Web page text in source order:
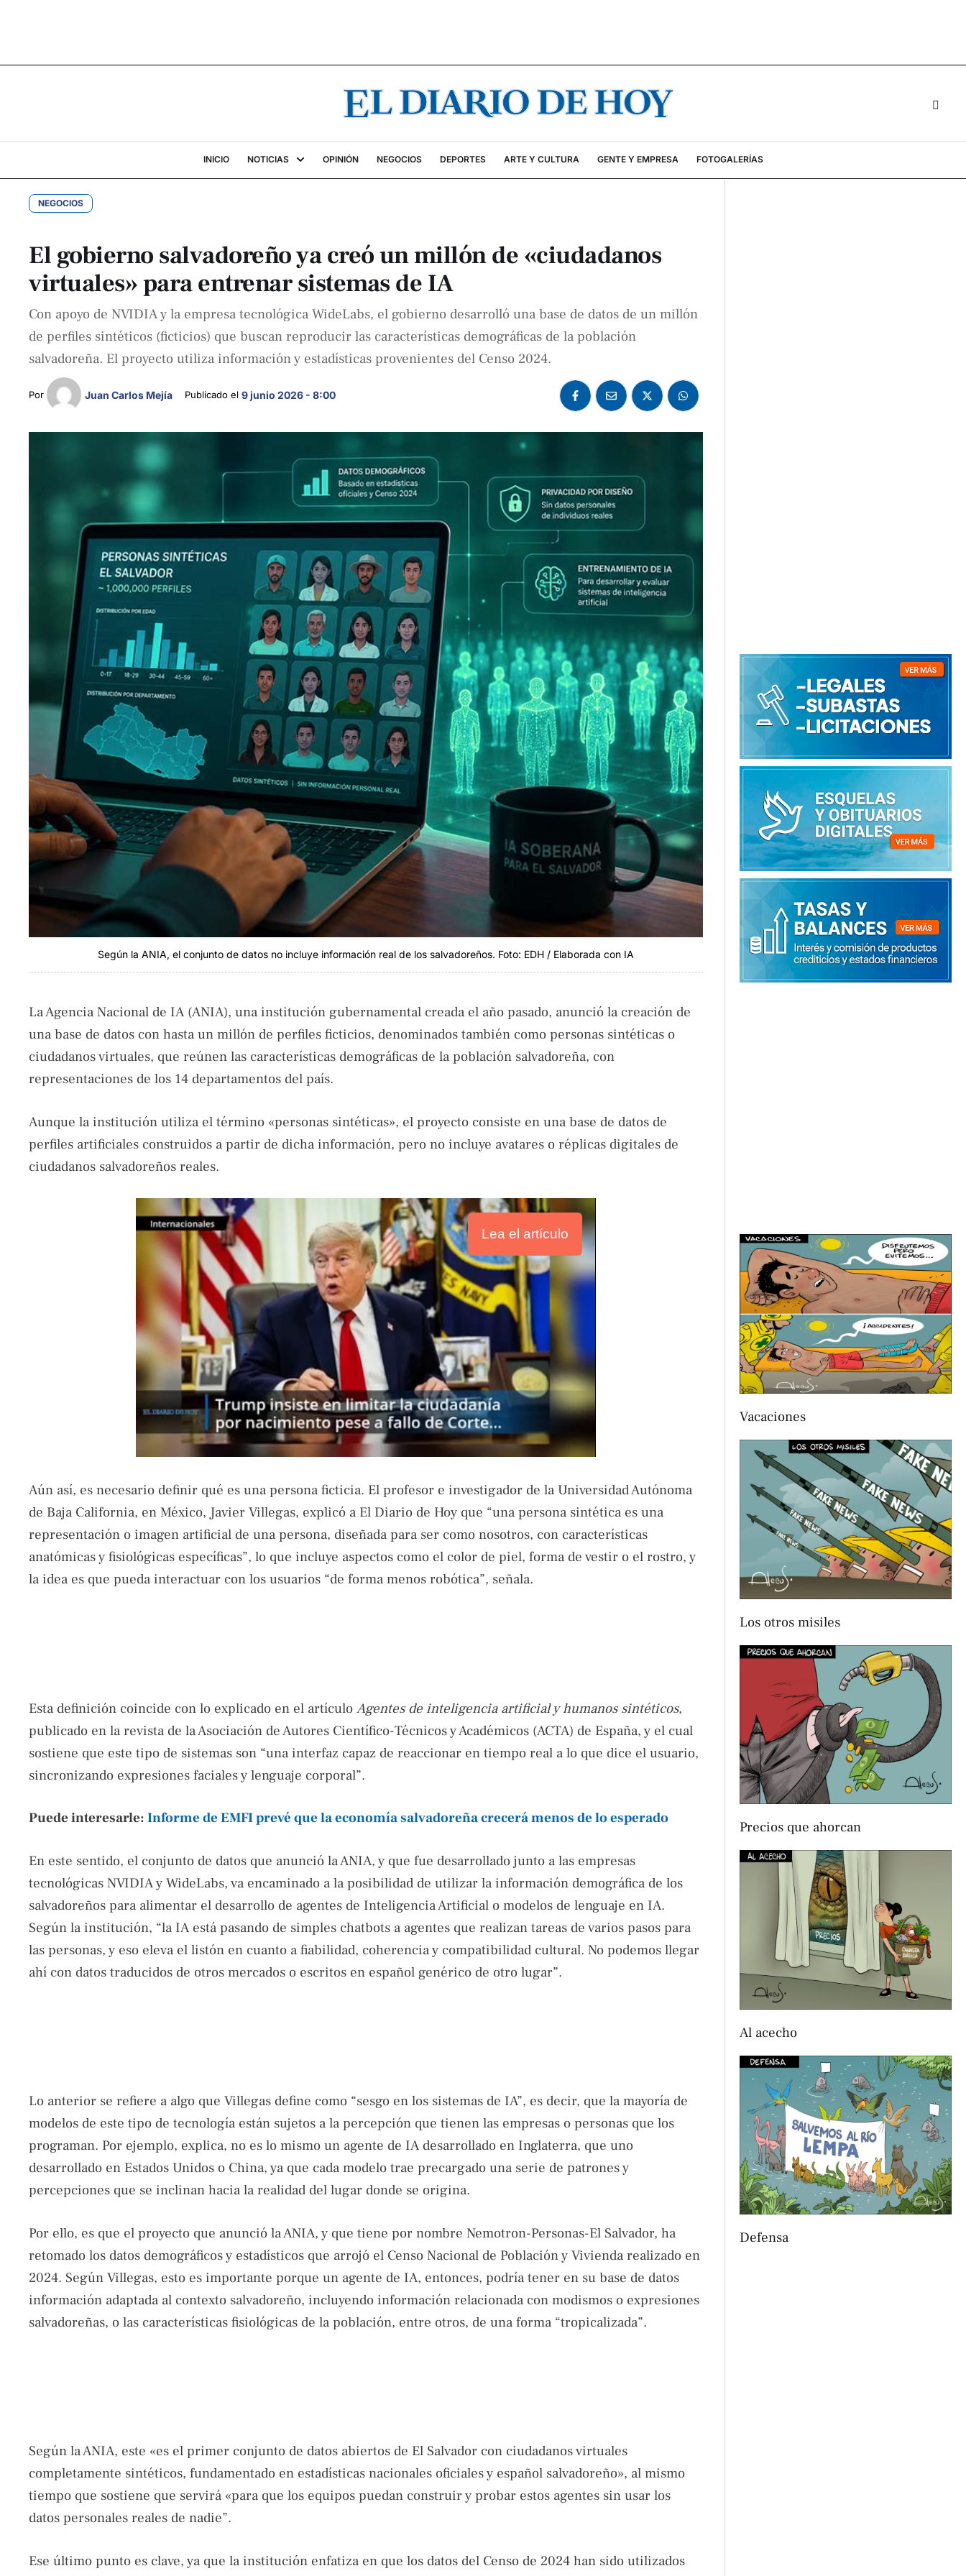
INICIO NOTICIAS OPINIÓN NEGOCIOS DEPORTES ARTE Y CULTURA GENTE Y EMPRESA FOTOGALERÍAS
NEGOCIOS
El gobierno salvadoreño ya creó un millón de «ciudadanos
virtuales» para entrenar sistemas de IA
Con apoyo de NVIDIA y la empresa tecnológica WideLabs, el gobierno desarrolló una base de datos de un millón
de perfiles sintéticos (ficticios) que buscan reproducir las características demográficas de la población
salvadoreña. El proyecto utiliza información y estadísticas provenientes del Censo 2024.
Por Juan Carlos Mejía Publicado el 9 junio 2026 - 8:00
Según la ANIA, el conjunto de datos no incluye información real de los salvadoreños. Foto: EDH / Elaborada con IA
La Agencia Nacional de IA (ANIA), una institución gubernamental creada el año pasado, anunció la creación de
una base de datos con hasta un millón de perfiles ficticios, denominados también como personas sintéticas o
ciudadanos virtuales, que reúnen las características demográficas de la población salvadoreña, con
representaciones de los 14 departamentos del país.
Aunque la institución utiliza el término «personas sintéticas», el proyecto consiste en una base de datos de
perfiles artificiales construidos a partir de dicha información, pero no incluye avatares o réplicas digitales de
ciudadanos salvadoreños reales.
Lea el artículo
Aún así, es necesario definir qué es una persona ficticia. El profesor e investigador de la Universidad Autónoma
de Baja California, en México, Javier Villegas, explicó a El Diario de Hoy que “una persona sintética es una
representación o imagen artificial de una persona, diseñada para ser como nosotros, con características
anatómicas y fisiológicas específicas”, lo que incluye aspectos como el color de piel, forma de vestir o el rostro, y
la idea es que pueda interactuar con los usuarios “de forma menos robótica”, señala.
Esta definición coincide con lo explicado en el artículo Agentes de inteligencia artificial y humanos sintéticos,
publicado en la revista de la Asociación de Autores Científico-Técnicos y Académicos (ACTA) de España, y el cual
sostiene que este tipo de sistemas son “una interfaz capaz de reaccionar en tiempo real a lo que dice el usuario,
sincronizando expresiones faciales y lenguaje corporal”.
Puede interesarle: Informe de EMFI prevé que la economía salvadoreña crecerá menos de lo esperado
En este sentido, el conjunto de datos que anunció la ANIA, y que fue desarrollado junto a las empresas
tecnológicas NVIDIA y WideLabs, va encaminado a la posibilidad de utilizar la información demográfica de los
salvadoreños para alimentar el desarrollo de agentes de Inteligencia Artificial o modelos de lenguaje en IA.
Según la institución, “la IA está pasando de simples chatbots a agentes que realizan tareas de varios pasos para
las personas, y eso eleva el listón en cuanto a fiabilidad, coherencia y compatibilidad cultural. No podemos llegar
ahí con datos traducidos de otros mercados o escritos en español genérico de otro lugar”.
Lo anterior se refiere a algo que Villegas define como “sesgo en los sistemas de IA”, es decir, que la mayoría de
modelos de este tipo de tecnología están sujetos a la percepción que tienen las empresas o personas que los
programan. Por ejemplo, explica, no es lo mismo un agente de IA desarrollado en Inglaterra, que uno
desarrollado en Estados Unidos o China, ya que cada modelo trae precargado una serie de patrones y
percepciones que se inclinan hacia la realidad del lugar donde se origina.
Por ello, es que el proyecto que anunció la ANIA, y que tiene por nombre Nemotron-Personas-El Salvador, ha
retomado los datos demográficos y estadísticos que arrojó el Censo Nacional de Población y Vivienda realizado en
2024. Según Villegas, esto es importante porque un agente de IA, entonces, podría tener en su base de datos
información adaptada al contexto salvadoreño, incluyendo información relacionada con modismos o expresiones
salvadoreñas, o las características fisiológicas de la población, entre otros, de una forma “tropicalizada”.
Según la ANIA, este «es el primer conjunto de datos abiertos de El Salvador con ciudadanos virtuales
completamente sintéticos, fundamentado en estadísticas nacionales oficiales y español salvadoreño», al mismo
tiempo que sostiene que servirá «para que los equipos puedan construir y probar estos agentes sin usar los
datos personales reales de nadie”.
Ese último punto es clave, ya que la institución enfatiza en que los datos del Censo de 2024 han sido utilizados
Vacaciones
Los otros misiles
Precios que ahorcan
Al acecho
Defensa